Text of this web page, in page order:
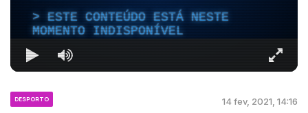
ESTE CONTEÚDO ESTÁ NESTE
MOMENTO INDISPONÍVEL
DESPORTO 14 fev, 2021, 14:16